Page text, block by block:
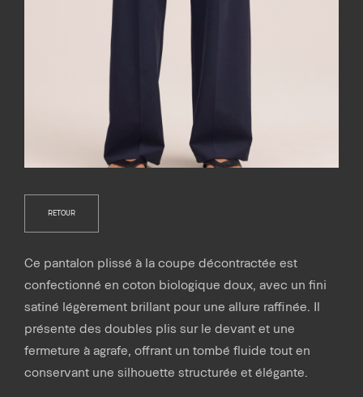
RETOUR
Ce pantalon plissé à la coupe décontractée est
confectionné en coton biologique doux, avec un fini
satiné légèrement brillant pour une allure raffinée. Il
présente des doubles plis sur le devant et une
fermeture à agrafe, offrant un tombé fluide tout en
conservant une silhouette structurée et élégante.